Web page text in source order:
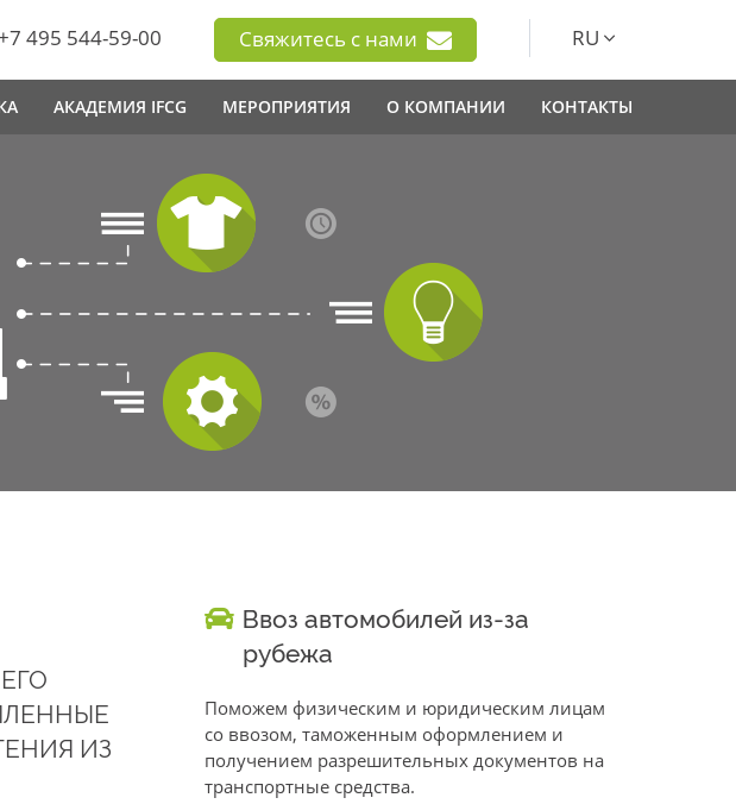
495 544-59-00 Свяжитесь с нами RU
АКАДЕМИЯ IFCG МЕРОПРИЯТИЯ О КОМПАНИИ КОНТАКТЫ
ИЗ
Ввоз автомобилей из-за
рубежа
Поможем физическим и юридическим лицам
со ввозом, таможенным оформлением и
получением разрешительных документов на
транспортные средства.